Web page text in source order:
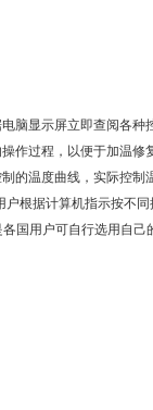
脑显示屏立即查阅各种
作过程，以便于加温修
的温度曲线，实际控制
根据计算机指示按不同
国用户可自行选用自